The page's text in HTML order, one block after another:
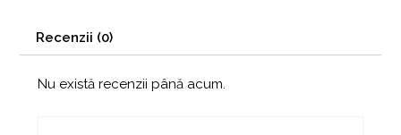
Recenzii (0)
Nu există recenzii până acum.